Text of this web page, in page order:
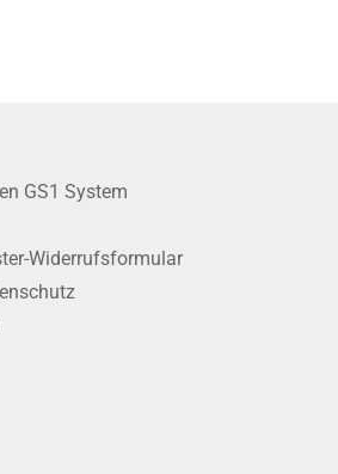
GS1 System
Widerrufsformular